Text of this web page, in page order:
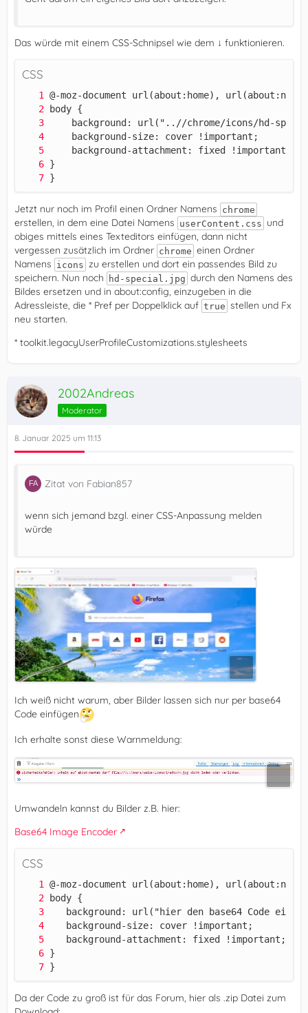
Das würde mit einem CSS-Schnipsel wie dem ↓ funktionieren.
CSS
}
Jetzt nur noch im Profil einen Ordner Namens chrome
erstellen, in dem eine Datei Namens userContent.css und
obiges mittels eines Texteditors einfügen, dann nicht
vergessen zusätzlich im Ordner chrome einen Ordner
Namens icons zu erstellen und dort ein passendes Bild zu
speichern. Nun noch
hd-special.jpg durch den Namens des
Bildes ersetzen und in about:config, einzugeben in die
Adressleiste, die * Pref per Doppelklick auf true stellen und Fx
neu starten.
* toolkit.legacyUserProfileCustomizations.stylesheets
2002Andreas
Moderator
8. Januar 2025 um 11:13
Zitat von Fabian857
wenn sich jemand bzgl. einer CSS-Anpassung melden
würde
Ich weiß nicht warum, aber Bilder lassen sich nur per base64
Code einfügen
Ich erhalte sonst diese Warnmeldung:
Umwandeln kannst du Bilder z.B. hier:
Base64 Image Encoder
CSS
}
Da der Code zu groß ist für das Forum, hier als .zip Datei zum